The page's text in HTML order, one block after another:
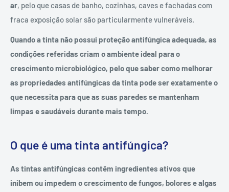
ar, pelo que casas de banho, cozinhas, caves e fachadas com
fraca exposição solar são particularmente vulneráveis.
Quando a tinta não possui proteção antifúngica adequada, as
condições referidas criam o ambiente ideal para o
crescimento microbiológico, pelo que saber como melhorar
as propriedades antifúngicas da tinta pode ser exatamente o
que necessita para que as suas paredes se mantenham
limpas e saudáveis durante mais tempo.
O que é uma tinta antifúngica?
As tintas antifúngicas contêm ingredientes ativos que
inibem ou impedem o crescimento de fungos, bolores e algas